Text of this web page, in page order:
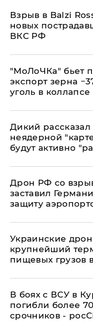
Взрыв в Balzi
новых
ВКС РФ
​"МоЛоЧКа" бьет
экспорт зерна
уголь в коллапсе
Дикий
неядерной
будут активно
​Дрон РФ со
заставил
защиту
Украинские
крупнейший
пищевых грузов
В боях с ВСУ в
погибли более
срочников -